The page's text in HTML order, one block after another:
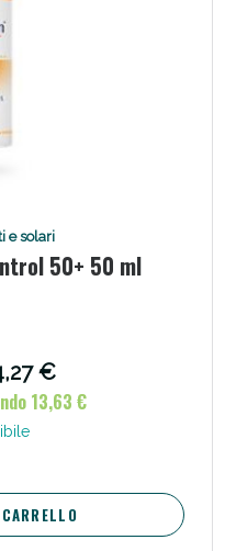
e solari
50+ 50 ml
€
13,63 €
fino al 55% valido